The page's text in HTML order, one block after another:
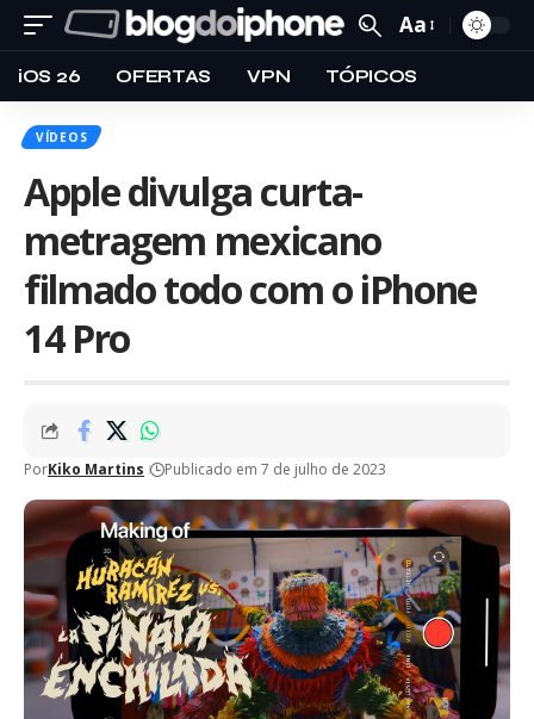
Aa
iOS 26 OFERTAS VPN TÓPICOS
VÍDEOS
Apple divulga curta-
metragem mexicano
filmado todo com o iPhone
14 Pro
PorKiko Martins Publicado em 7 de julho de 2023